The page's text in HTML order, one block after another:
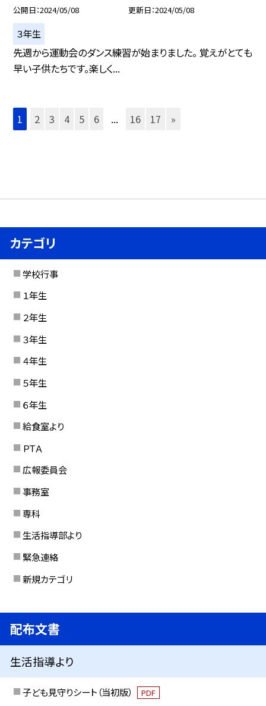
公開日 2024/05/08 更新日 2024/05/08
３年生
先週から運動会のダンス練習が始まりました。 覚えがとても
早い子供たちです。楽しく...
1 2 3 4 5 6 ... 16 17 »
カテゴリ
学校行事
１年生
２年生
３年生
４年生
５年生
６年生
給食室より
ＰＴＡ
広報委員会
事務室
専科
生活指導部より
緊急連絡
新規カテゴリ
配布文書
生活指導より
子ども見守りシート（当初版） PDF